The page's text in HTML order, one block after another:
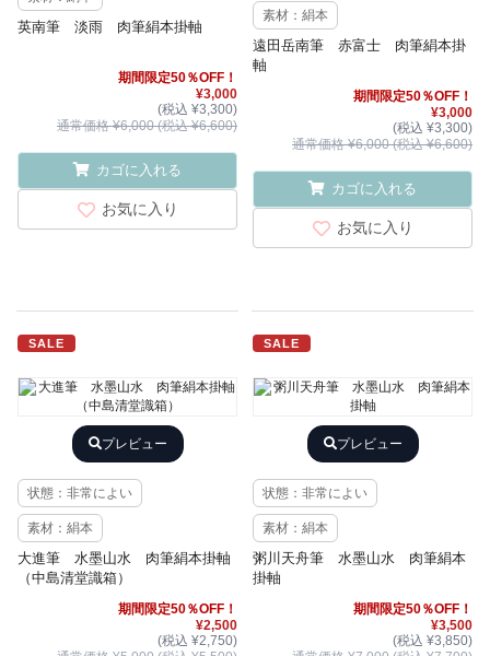
英南筆 淡雨 肉筆絹本掛軸
期間限定50％OFF！
¥3,000
(税込 ¥3,300)
通常価格 ¥6,000 (税込 ¥6,600)
カゴに入れる
お気に入り
素材：絹本
遠田岳南筆 赤富士 肉筆絹本掛
軸
期間限定50％OFF！
¥3,000
(税込 ¥3,300)
通常価格 ¥6,000 (税込 ¥6,600)
カゴに入れる
お気に入り
SALE
プレビュー
状態：非常によい
素材：絹本
大進筆 水墨山水 肉筆絹本掛軸
（中島清堂識箱）
期間限定50％OFF！
¥2,500
(税込 ¥2,750)
SALE
プレビュー
状態：非常によい
素材：絹本
粥川天舟筆 水墨山水 肉筆絹本
掛軸
期間限定50％OFF！
¥3,500
(税込 ¥3,850)